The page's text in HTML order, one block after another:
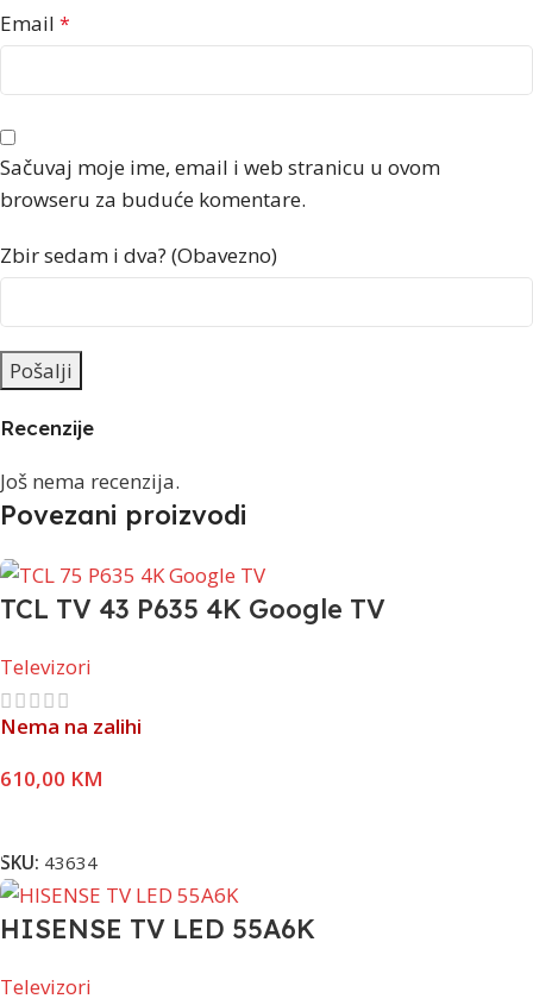
Recenzije
Još nema recenzija.
Email *
Sačuvaj moje ime, email i web stranicu u ovom
browseru za buduće komentare.
Zbir sedam i dva? (Obavezno)
Povezani proizvodi
TCL TV 43 P635 4K Google TV
Televizori
Nema na zalihi
610,00 KM
SKU: 43634
HISENSE TV LED 55A6K
Televizori